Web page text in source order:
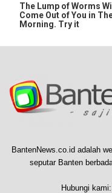
The Lump of Worms Will
Come Out of You in
Morning. Try it
BantenNews.co.id adalah
seputar Banten
Hubungi kami: